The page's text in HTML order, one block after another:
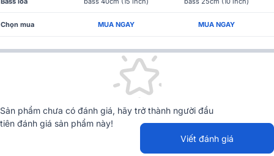
Vỏ loa được làm từ gỗ dán 15mm, kết hợp với lớp sơn bền bỉ giúp
bảo vệ loa khỏi các tác động từ môi trường bên ngoài. Lưới thép
chắc chắn ở phía trước bảo vệ các củ loa mà không làm giảm chất
Chọn mua MUA NGAY MUA NGAY
Sản phẩm chưa có đánh giá, hãy trở thành người đầu
tiên đánh giá sản phẩm này!
Viết đánh giá